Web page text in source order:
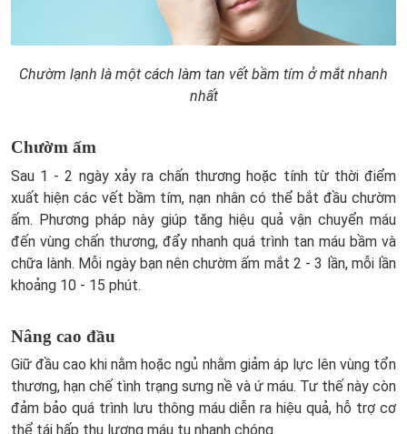
Chườm lạnh là một cách làm tan vết bầm tím ở mắt nhanh
nhất
Chườm ấm
Sau 1 - 2 ngày xảy ra chấn thương hoặc tính từ thời điểm
xuất hiện các vết bầm tím, nạn nhân có thể bắt đầu chườm
ấm. Phương pháp này giúp tăng hiệu quả vận chuyển máu
đến vùng chấn thương, đẩy nhanh quá trình tan máu bầm và
chữa lành. Mỗi ngày bạn nên chườm ấm mắt 2 - 3 lần, mỗi lần
khoảng 10 - 15 phút.
Nâng cao đầu
Giữ đầu cao khi nằm hoặc ngủ nhằm giảm áp lực lên vùng tổn
thương, hạn chế tình trạng sưng nề và ứ máu. Tư thế này còn
đảm bảo quá trình lưu thông máu diễn ra hiệu quả, hỗ trợ cơ
thể tái hấp thu lượng máu tụ nhanh chóng.